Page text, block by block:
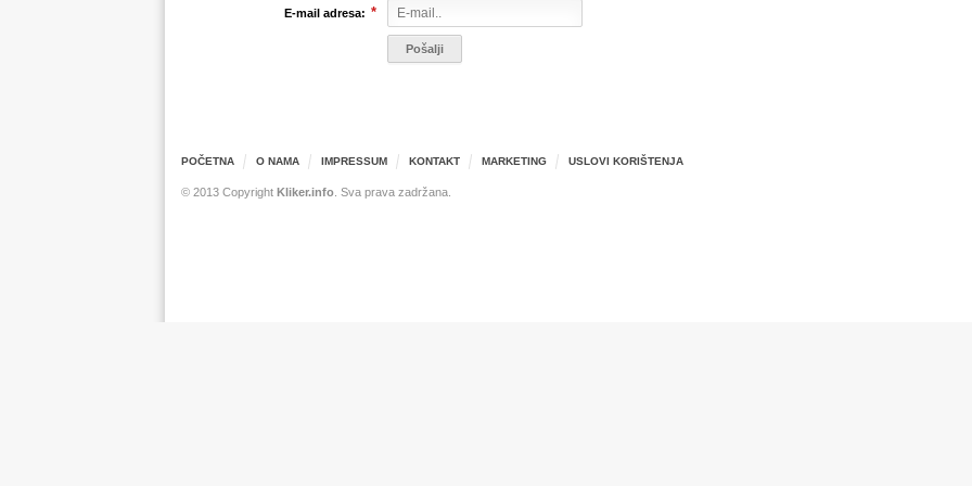
E-mail adresa: *
POČETNA O NAMA IMPRESSUM KONTAKT MARKETING USLOVI KORIŠTENJA
© 2013 Copyright Kliker.info . Sva prava zadržana.